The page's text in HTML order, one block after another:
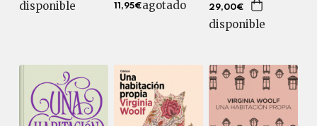
disponible 11,95€agotado 29,00€
disponible